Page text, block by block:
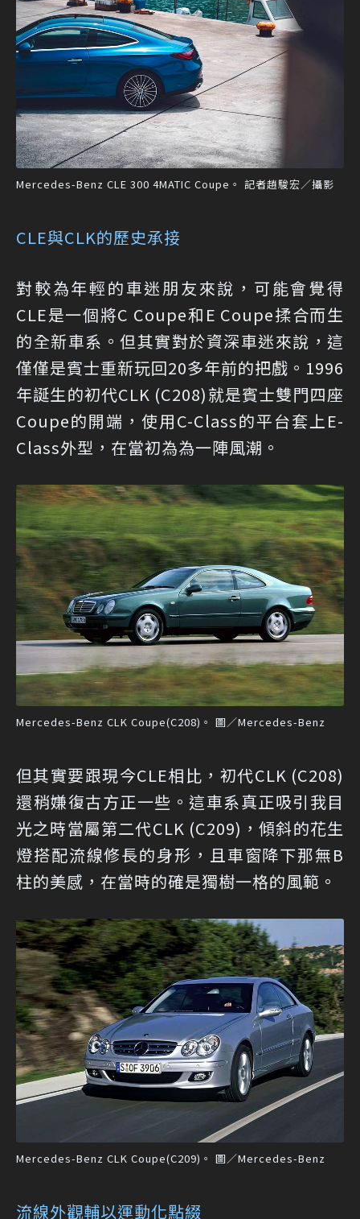
Mercedes-Benz CLE 300 4MATIC Coupe。 記者趙駿宏／攝影
CLE與CLK的歷史承接
對較為年輕的車迷朋友來說，可能會覺得
CLE是一個將C Coupe和E Coupe揉合而生
的全新車系。但其實對於資深車迷來說，這
僅僅是賓士重新玩回20多年前的把戲。1996
年誕生的初代CLK (C208)就是賓士雙門四座
Coupe的開端，使用C-Class的平台套上E-
Class外型，在當初為為一陣風潮。
Mercedes-Benz CLK Coupe(C208)。 圖／Mercedes-Benz
但其實要跟現今CLE相比，初代CLK (C208)
還稍嫌復古方正一些。這車系真正吸引我目
光之時當屬第二代CLK (C209)，傾斜的花生
燈搭配流線修長的身形，且車窗降下那無B
柱的美感，在當時的確是獨樹一格的風範。
Mercedes-Benz CLK Coupe(C209)。 圖／Mercedes-Benz
流線外觀輔以運動化點綴